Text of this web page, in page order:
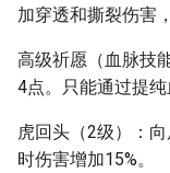
加穿透和撕裂伤害
高级祈愿（血脉技
4点。只能通过提纯
虎回头（2级）：
时伤害增加15%。